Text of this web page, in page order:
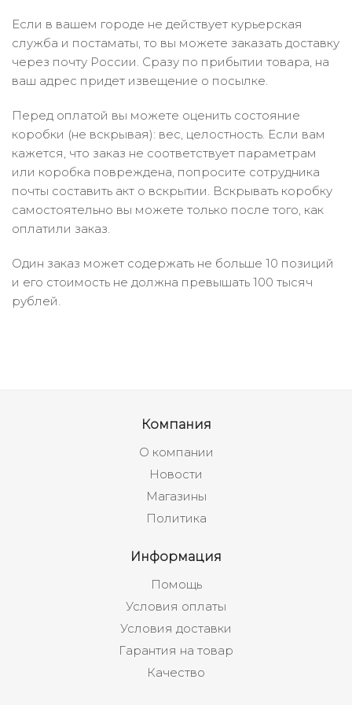
Если в вашем городе не действует курьерская
служба и постаматы, то вы можете заказать доставку
через почту России. Сразу по прибытии товара, на
ваш адрес придет извещение о посылке.
Перед оплатой вы можете оценить состояние
коробки (не вскрывая): вес, целостность. Если вам
кажется, что заказ не соответствует параметрам
или коробка повреждена, попросите сотрудника
почты составить акт о вскрытии. Вскрывать коробку
самостоятельно вы можете только после того, как
оплатили заказ.
Один заказ может содержать не больше 10 позиций
и его стоимость не должна превышать 100 тысяч
рублей.
Компания
О компании
Новости
Магазины
Политика
Информация
Помощь
Условия оплаты
Условия доставки
Гарантия на товар
Качество